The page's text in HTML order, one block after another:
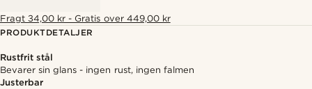
Fragt 34,00 kr - Gratis over 449,00 kr
PRODUKTDETALJER
Rustfrit stål
Bevarer sin glans - ingen rust, ingen falmen
Justerbar